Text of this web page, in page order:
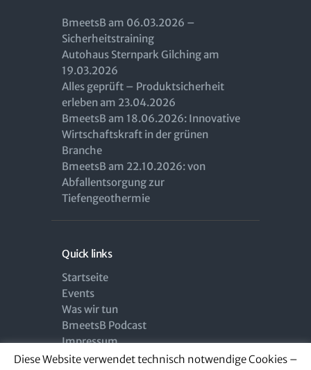
BmeetsB am 06.03.2026 –
Sicherheitstraining
Autohaus Sternpark Gilching am
19.03.2026
Alles geprüft – Produktsicherheit
erleben am 23.04.2026
BmeetsB am 18.06.2026: Innovative
Wirtschaftskraft in der grünen
Branche
BmeetsB am 22.10.2026: von
Abfallentsorgung zur
Tiefengeothermie
Quick links
Startseite
Events
Was wir tun
BmeetsB Podcast
Impressum
Datenschutzerklärung
Diese Website verwendet technisch notwendige Cookies –